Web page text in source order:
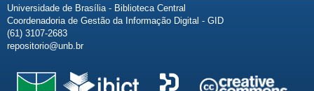
Universidade de Brasília - Biblioteca Central
Coordenadoria de Gestão da Informação Digital - GID
(61) 3107-2683
repositorio@unb.br